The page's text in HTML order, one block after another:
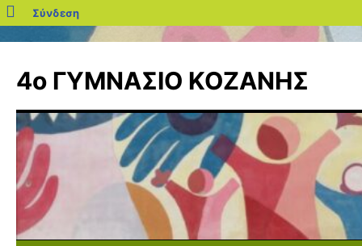
blogs.sch.gr
Σύνδεση
περιεχόμενο
4ο ΓΥΜΝΑΣΙΟ ΚΟΖΑΝΗΣ